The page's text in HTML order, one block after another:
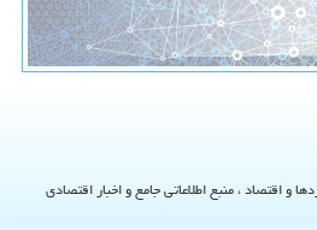
و اقتصاد ، منبع اطلاعاتی جامع و اخبار اقتصادی